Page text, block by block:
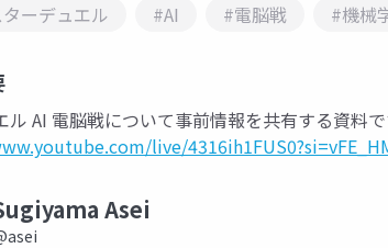
ーデュエル #AI #電脳戦 #機械
ル AI 電脳戦について事前情報を共有する資料
live/
Asei